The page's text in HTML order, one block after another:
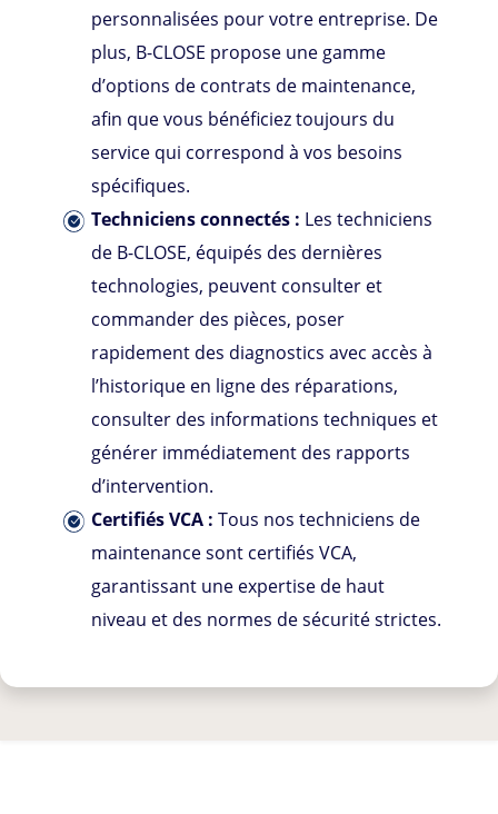
personnalisées pour votre entreprise. De
plus, B-CLOSE propose une gamme
d’options de contrats de maintenance,
afin que vous bénéficiez toujours du
service qui correspond à vos besoins
spécifiques.
Techniciens connectés : Les techniciens
de B-CLOSE, équipés des dernières
technologies, peuvent consulter et
commander des pièces, poser
rapidement des diagnostics avec accès à
l’historique en ligne des réparations,
consulter des informations techniques et
générer immédiatement des rapports
d’intervention.
Certifiés VCA : Tous nos techniciens de
maintenance sont certifiés VCA,
garantissant une expertise de haut
niveau et des normes de sécurité strictes.